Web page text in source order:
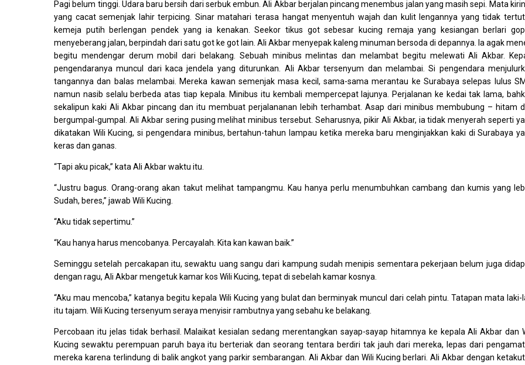
Pagi belum tinggi. Udara baru bersih dari serbuk embun. Ali Akbar berjalan pincang menembus jalan yang masih sepi. Mata
yang cacat semenjak lahir terpicing. Sinar matahari terasa hangat menyentuh wajah dan kulit lengannya yang tidak
kemeja putih berlengan pendek yang ia kenakan. Seekor tikus got sebesar kucing remaja yang kesiangan berlari
menyeberang jalan, berpindah dari satu got ke got lain. Ali Akbar menyepak kaleng minuman bersoda di depannya. Ia agak
begitu mendengar derum mobil dari belakang. Sebuah minibus melintas dan melambat begitu melewati Ali Akbar.
pengendaranya muncul dari kaca jendela yang diturunkan. Ali Akbar tersenyum dan melambai. Si pengendara
tangannya dan balas melambai. Mereka kawan semenjak masa kecil, sama-sama merantau ke Surabaya selepas lulus
namun nasib selalu berbeda atas tiap kepala. Minibus itu kembali mempercepat lajunya. Perjalanan ke kedai tak lama,
sekalipun kaki Ali Akbar pincang dan itu membuat perjalananan lebih terhambat. Asap dari minibus membubung – hitam
bergumpal-gumpal. Ali Akbar sering pusing melihat minibus tersebut. Seharusnya, pikir Ali Akbar, ia tidak menyerah seperti
dikatakan Wili Kucing, si pengendara minibus, bertahun-tahun lampau ketika mereka baru menginjakkan kaki di Surabaya
keras dan ganas.
“Tapi aku picak,” kata Ali Akbar waktu itu.
“Justru bagus. Orang-orang akan takut melihat tampangmu. Kau hanya perlu menumbuhkan cambang dan kumis yang
Sudah, beres,” jawab Wili Kucing.
“Aku tidak sepertimu.”
“Kau hanya harus mencobanya. Percayalah. Kita kan kawan baik.”
Seminggu setelah percakapan itu, sewaktu uang sangu dari kampung sudah menipis sementara pekerjaan belum juga
dengan ragu, Ali Akbar mengetuk kamar kos Wili Kucing, tepat di sebelah kamar kosnya.
“Aku mau mencoba,” katanya begitu kepala Wili Kucing yang bulat dan berminyak muncul dari celah pintu. Tatapan mata laki-
itu tajam. Wili Kucing tersenyum seraya menyisir rambutnya yang sebahu ke belakang.
Percobaan itu jelas tidak berhasil. Malaikat kesialan sedang merentangkan sayap-sayap hitamnya ke kepala Ali Akbar dan
Kucing sewaktu perempuan paruh baya itu berteriak dan seorang tentara berdiri tak jauh dari mereka, lepas dari
mereka karena terlindung di balik angkot yang parkir sembarangan. Ali Akbar dan Wili Kucing berlari. Ali Akbar dengan